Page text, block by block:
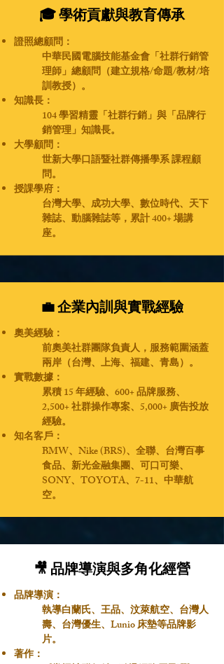
🎓 學術貢獻與教育傳承
證照總顧問：
中華民國電腦技能基金會「社群行銷管
理師」總顧問（建立規格/命題/教材/培
訓教授）。
知識長：
104 學習精靈「社群行銷」與「品牌行
銷管理」知識長。
大學顧問：
世新大學口語暨社群傳播學系 課程顧
問。
授課學府：
台灣大學、成功大學、數位時代、天下
雜誌、動腦雜誌等，累計 400+ 場講
座。
💼 企業內訓與實戰經驗
奧美經驗：
前奧美社群團隊負責人，服務範圍涵蓋
兩岸（台灣、上海、福建、青島）。
實戰數據：
累積 15 年經驗、600+ 品牌服務、
2,500+ 社群操作專案、5,000+ 廣告投放
經驗。
知名客戶：
BMW、Nike (BRS)、全聯、台灣百事
食品、新光金融集團、可口可樂、
SONY、TOYOTA、7-11、中華航
空。
🎥 品牌導演與多角化經營
品牌導演：
執導白蘭氏、王品、汶萊航空、台灣人
壽、台灣優生、Lunio 床墊等品牌影
片。
著作：